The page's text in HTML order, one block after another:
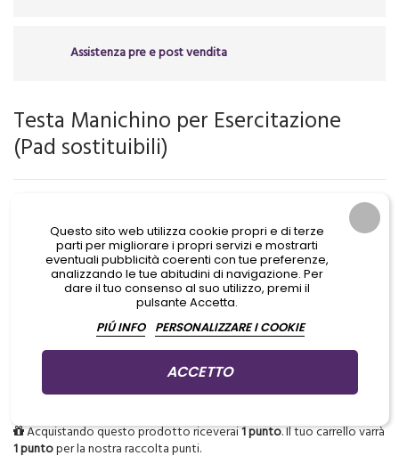
Assistenza pre e post vendita
Testa Manichino per Esercitazione
(Pad sostituibili)
Manichino per pratica estremamente realistico!
Include il primo set di labbra (1 pezzo) e occhi (2 pezzi)
Acquistando questo prodotto riceverai1punto. Il tuo carrello varrà
1puntoper la nostra raccolta punti.
Questo sito web utilizza cookie propri e di terze
parti per migliorare i propri servizi e mostrarti
eventuali pubblicità coerenti con tue preferenze,
analizzando le tue abitudini di navigazione. Per
dare il tuo consenso al suo utilizzo, premi il
pulsante Accetta.
PIÚ INFO
PERSONALIZZARE I COOKIE
ACCETTO